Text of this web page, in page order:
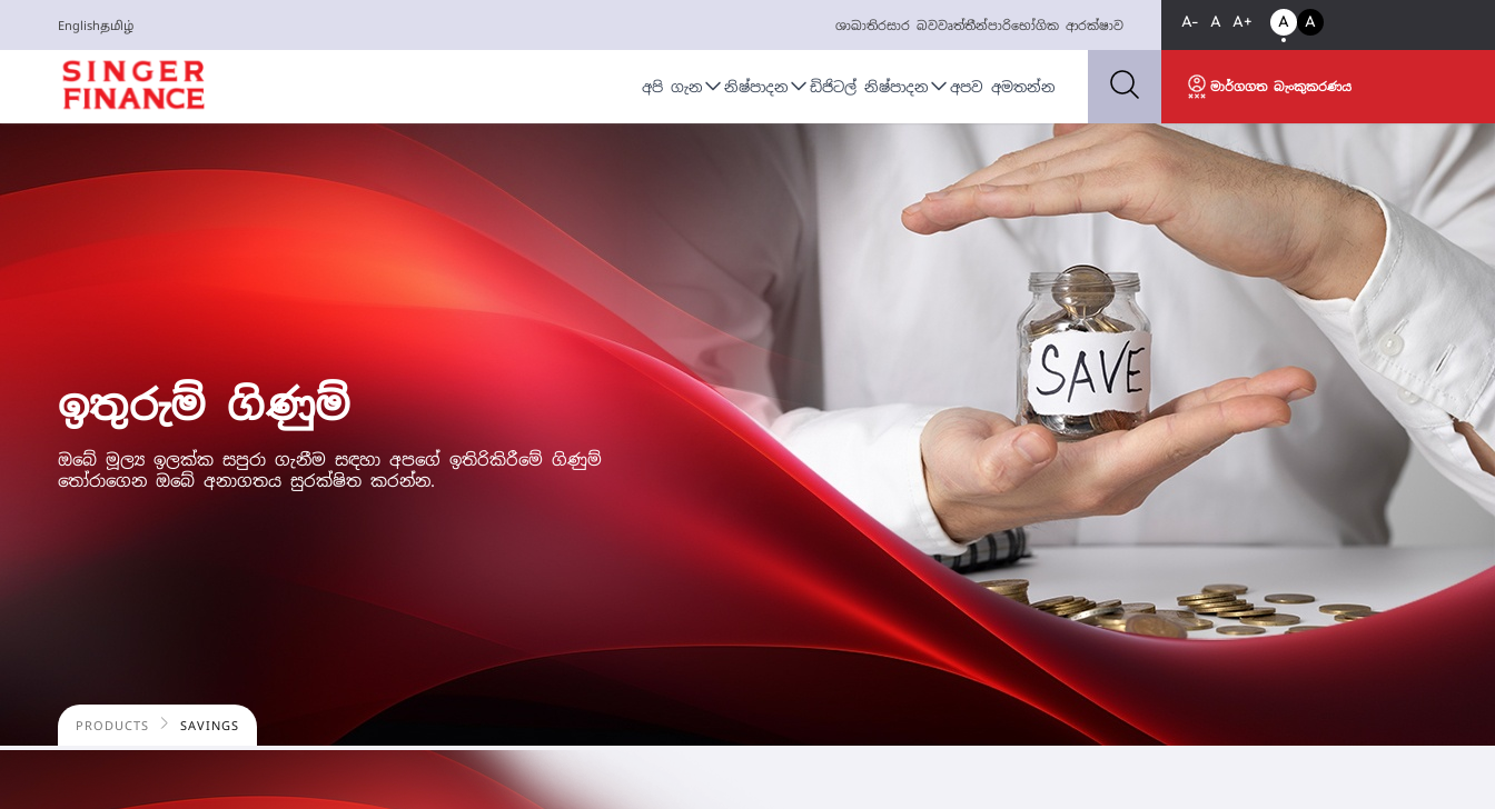
Englishதமிழ் ශාඛාතිරසාර බවවෘත්තීන්පාරිභෝගික ආරක්ෂාව A- A A+ A A
අපි ගැන නිෂ්පාදන ඩිජිටල් නිෂ්පාදන අපව අමතන්න මාර්ගගත බැංකුකරණය
ඉතුරුම් ගිණුම්
ඔබේ මූල්‍ය ඉලක්ක සපුරා ගැනීම සඳහා අපගේ ඉතිරිකිරීමේ ගිණුම්
තෝරාගෙන ඔබේ අනාගතය සුරක්ෂිත කරන්න.
PRODUCTS SAVINGS